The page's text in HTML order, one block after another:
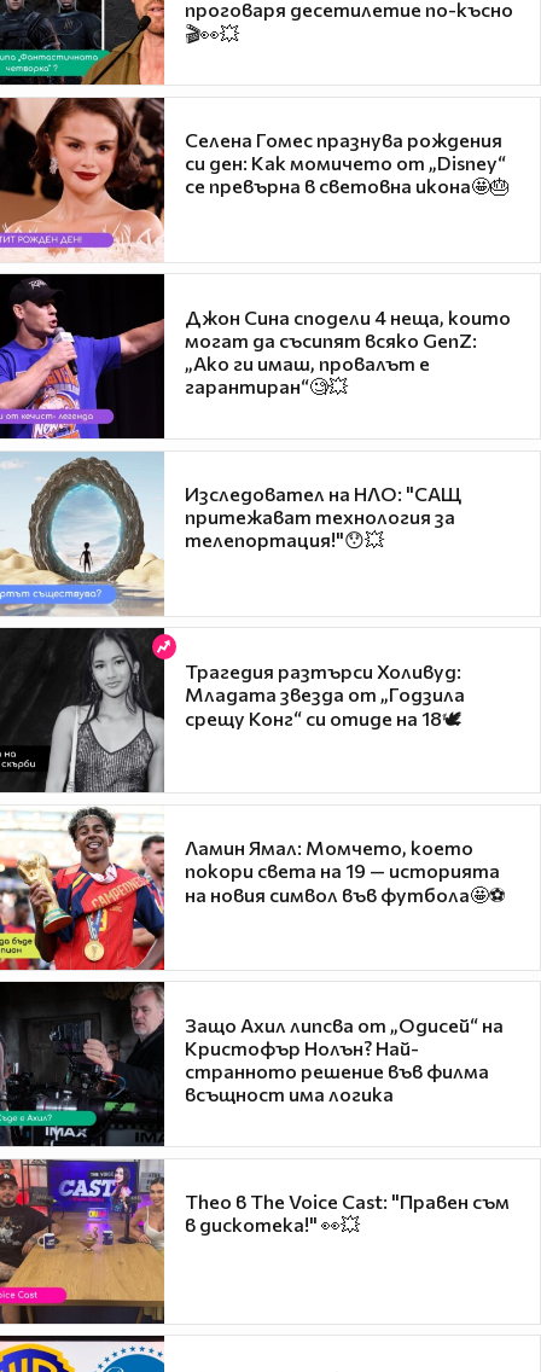
проговаря десетилетие по-късно
🎬👀💥
Селена Гомес празнува рождения
си ден: Как момичето от „Disney“
се превърна в световна икона🤩🎂
Джон Сина сподели 4 неща, които
могат да съсипят всяко GenZ:
„Ако ги имаш, провалът е
гарантиран“🧐💥
Изследовател на НЛО: "САЩ
притежават технология за
телепортация!"😯💥
Трагедия разтърси Холивуд:
Младата звезда от „Годзила
срещу Конг“ си отиде на 18🕊️
Ламин Ямал: Момчето, което
покори света на 19 — историята
на новия символ във футбола🤩⚽
Защо Ахил липсва от „Одисей“ на
Кристофър Нолън? Най-
странното решение във филма
всъщност има логика
Theo в The Voice Cast: "Правен съм
в дискотека!" 👀💥